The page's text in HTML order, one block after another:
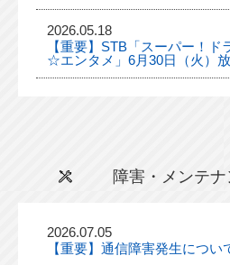
2026.05.18
【重要】STB「スーパー！ド
☆エンタメ」6月30日（火）
障害・メンテ
2026.07.05
【重要】通信障害発生につい